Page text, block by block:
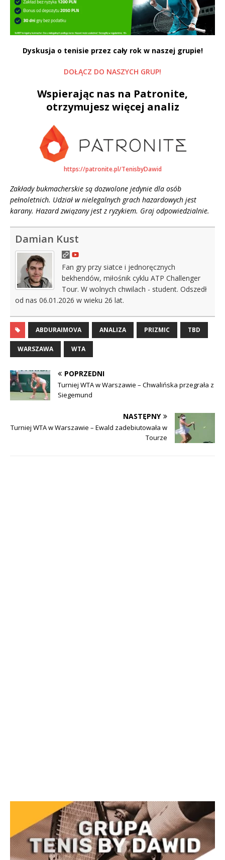
Dyskusja o tenisie przez cały rok w naszej grupie!
DOŁĄCZ DO NASZYCH GRUP!
Wspierając nas na Patronite,
otrzymujesz więcej analiz
https://patronite.pl/TenisbyDawid
Zakłady bukmacherskie są dozwolone jedynie dla osób
pełnoletnich. Udział w nielegalnych grach hazardowych jest
karany. Hazard związany jest z ryzykiem. Graj odpowiedzialnie.
Damian Kust
Fan gry przy siatce i jednoręcznych
bekhendów, miłośnik cyklu ATP Challenger
Tour. W wolnych chwilach - student. Odszedł
od nas 06.01.2026 w wieku 26 lat.
ABDURAIMOVA ANALIZA PRIZMIC TBD
WARSZAWA WTA
POPRZEDNI
Turniej WTA w Warszawie – Chwalińska przegrała z
Siegemund
NASTĘPNY
Turniej WTA w Warszawie – Ewald zadebiutowała w
Tourze